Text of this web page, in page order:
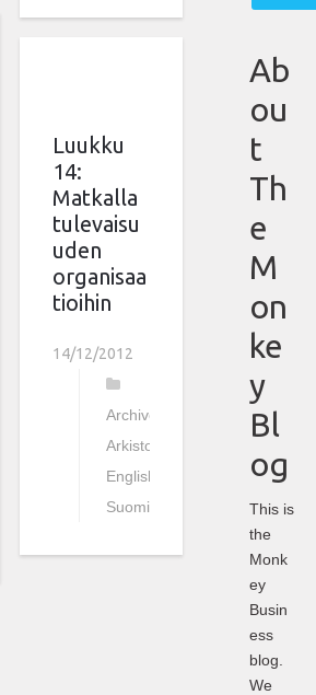
Luukku
14:
Matkalla
tulevaisu
uden
organisaa
tioihin
14/12/2012
Archive
Arkisto
English
Suomi
l
Ab
ou
t
Th
e
M
on
ke
y
Bl
og
This is
the
Monk
ey
Busin
ess
blog.
We